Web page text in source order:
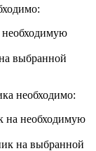
необходимую
выбранной
необходимо:
на необходимую
на выбранной